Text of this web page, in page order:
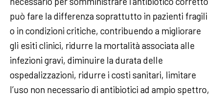
può fare la differenza soprattutto in pazienti fragili
o in condizioni critiche, contribuendo a migliorare
gli esiti clinici, ridurre la mortalità associata alle
infezioni gravi, diminuire la durata delle
ospedalizzazioni, ridurre i costi sanitari, limitare
l’uso non necessario di antibiotici ad ampio spettro,